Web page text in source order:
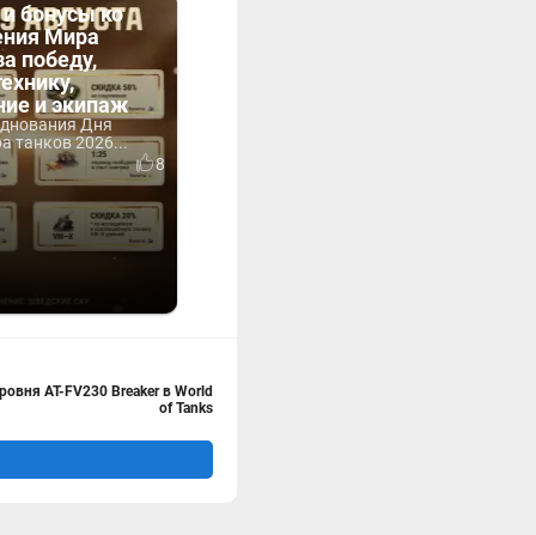
бонусы ко
Мира
победу,
и экипаж
Дня
танков 2026...
8
AT-FV230 Breaker в World
of Tanks